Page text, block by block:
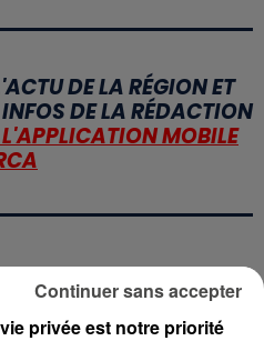
DE LA RÉGION ET
INFOS DE LA RÉDACTION
MOBILE
privée est notre priorité
Continuer sans accepter